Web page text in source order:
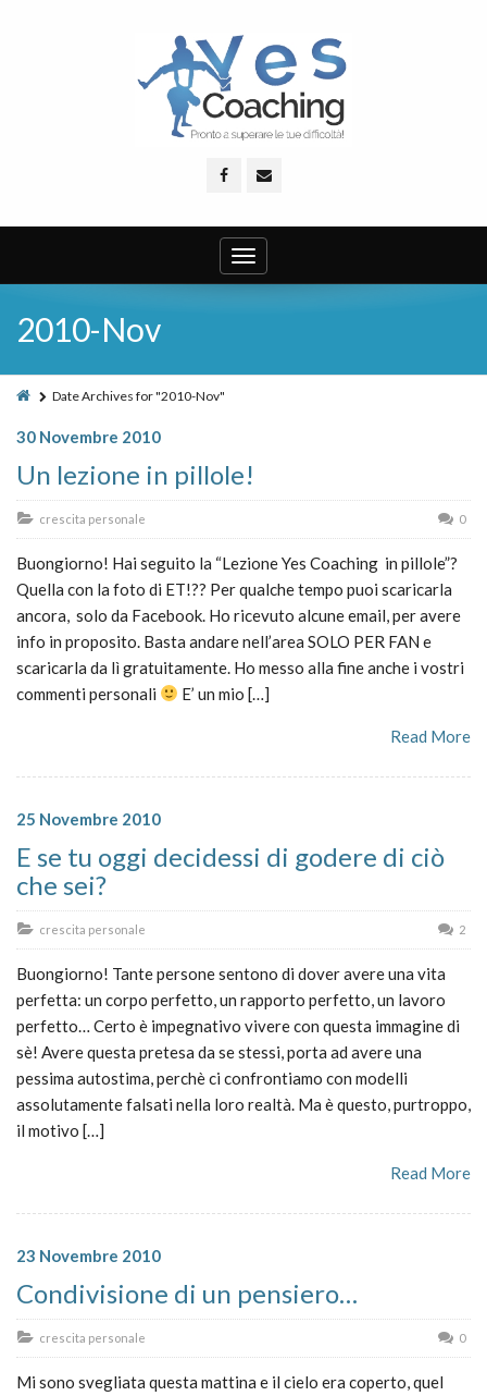
Toggle
navigation
2010-Nov
Date Archives for "2010-Nov"
30 Novembre 2010
Un lezione in pillole!
crescita personale 0
Buongiorno! Hai seguito la “Lezione Yes Coaching in pillole”?
Quella con la foto di ET!?? Per qualche tempo puoi scaricarla
ancora, solo da Facebook. Ho ricevuto alcune email, per avere
info in proposito. Basta andare nell’area SOLO PER FAN e
scaricarla da lì gratuitamente. Ho messo alla fine anche i vostri
commenti personali
E’ un mio […]
Read More
25 Novembre 2010
E se tu oggi decidessi di godere di ciò
che sei?
crescita personale 2
Buongiorno! Tante persone sentono di dover avere una vita
perfetta: un corpo perfetto, un rapporto perfetto, un lavoro
perfetto… Certo è impegnativo vivere con questa immagine di
sè! Avere questa pretesa da se stessi, porta ad avere una
pessima autostima, perchè ci confrontiamo con modelli
assolutamente falsati nella loro realtà. Ma è questo, purtroppo,
il motivo […]
Read More
23 Novembre 2010
Condivisione di un pensiero…
crescita personale 0
Mi sono svegliata questa mattina e il cielo era coperto, quel